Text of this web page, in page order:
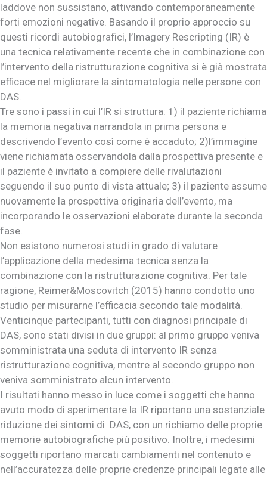
laddove non sussistano, attivando contemporaneamente
forti emozioni negative. Basando il proprio approccio su
questi ricordi autobiografici, l’Imagery Rescripting (IR) è
una tecnica relativamente recente che in combinazione con
l’intervento della ristrutturazione cognitiva si è già mostrata
efficace nel migliorare la sintomatologia nelle persone con
DAS.
Tre sono i passi in cui l’IR si struttura: 1) il paziente richiama
la memoria negativa narrandola in prima persona e
descrivendo l’evento così come è accaduto; 2)l’immagine
viene richiamata osservandola dalla prospettiva presente e
il paziente è invitato a compiere delle rivalutazioni
seguendo il suo punto di vista attuale; 3) il paziente assume
nuovamente la prospettiva originaria dell’evento, ma
incorporando le osservazioni elaborate durante la seconda
fase.
Non esistono numerosi studi in grado di valutare
l’applicazione della medesima tecnica senza la
combinazione con la ristrutturazione cognitiva. Per tale
ragione, Reimer&Moscovitch (2015) hanno condotto uno
studio per misurarne l’efficacia secondo tale modalità.
Venticinque partecipanti, tutti con diagnosi principale di
DAS, sono stati divisi in due gruppi: al primo gruppo veniva
somministrata una seduta di intervento IR senza
ristrutturazione cognitiva, mentre al secondo gruppo non
veniva somministrato alcun intervento.
I risultati hanno messo in luce come i soggetti che hanno
avuto modo di sperimentare la IR riportano una sostanziale
riduzione dei sintomi di DAS, con un richiamo delle proprie
memorie autobiografiche più positivo. Inoltre, i medesimi
soggetti riportano marcati cambiamenti nel contenuto e
nell’accuratezza delle proprie credenze principali legate alle